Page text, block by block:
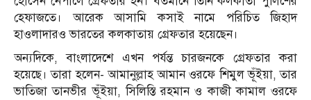
হেফাজতে। আরেক আসামি কসাই নামে পরিচিত জিহাদ
হাওলাদারও ভারতের কলকাতায় গ্রেফতার হয়েছেন।
অন্যদিকে, বাংলাদেশে এখন পর্যন্ত চারজনকে গ্রেফতার করা
হয়েছে। তারা হলেন- আমানুল্লাহ আমান ওরফে শিমুল ভূঁইয়া, তার
ভাতিজা তানভীর ভূঁইয়া, সিলিস্তি রহমান ও কাজী কামাল ওরফে